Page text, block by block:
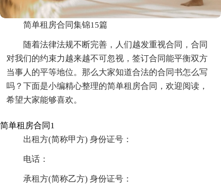
简单租房合同集锦15篇
随着法律法规不断完善，人们越发重视合同，合同
对我们的约束力越来越不可忽视，签订合同能平衡双方
当事人的平等地位。那么大家知道合法的合同书怎么写
吗？下面是小编精心整理的简单租房合同，欢迎阅读，
希望大家能够喜欢。
简单租房合同1
出租方(简称甲方) 身份证号：
电话：
承租方(简称乙方) 身份证号：